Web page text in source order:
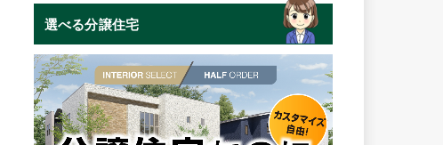
選べる分譲住宅